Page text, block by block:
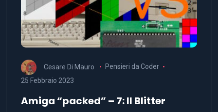
Cesare Di Mauro
Pensieri da Coder
25 Febbraio 2023
Amiga “packed” – 7: Il Blitter